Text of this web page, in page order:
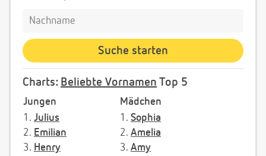
Charts: Beliebte Vornamen Top 5
Jungen
Mädchen
1. Julius
2. Emilian
3. Henry
1. Sophia
2. Amelia
3. Amy